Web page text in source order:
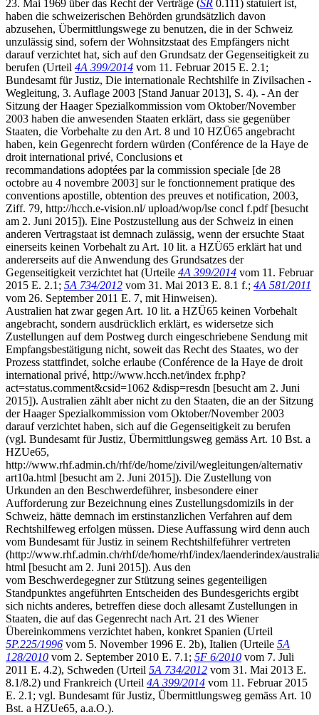
23. Mai 1969 über das Recht der Verträge (SR 0.111) statuiert ist,
haben die schweizerischen Behörden grundsätzlich davon
abzusehen, Übermittlungswege zu benutzen, die in der Schweiz
unzulässig sind, sofern der Wohnsitzstaat des Empfängers nicht
darauf verzichtet hat, sich auf den Grundsatz der Gegenseitigkeit zu
berufen (Urteil 4A 399/2014 vom 11. Februar 2015 E. 2.1;
Bundesamt für Justiz, Die internationale Rechtshilfe in Zivilsachen -
Wegleitung, 3. Auflage 2003 [Stand Januar 2013], S. 4). - An der
Sitzung der Haager Spezialkommission vom Oktober/November
2003 haben die anwesenden Staaten erklärt, dass sie gegenüber
Staaten, die Vorbehalte zu den Art. 8 und 10 HZÜ65 angebracht
haben, kein Gegenrecht fordern würden (Conférence de la Haye de
droit international privé, Conclusions et
recommandations adoptées par la commission speciale [de 28
octobre au 4 novembre 2003] sur le fonctionnement pratique des
conventions apostille, obtention des preuves et notification, 2003,
Ziff. 79, http://hcch.e-vision.nl/ upload/wop/lse concl f.pdf [besucht
am 2. Juni 2015]). Eine Postzustellung aus der Schweiz in einen
anderen Vertragstaat ist demnach zulässig, wenn der ersuchte Staat
einerseits keinen Vorbehalt zu Art. 10 lit. a HZÜ65 erklärt hat und
andererseits auf die Anwendung des Grundsatzes der
Gegenseitigkeit verzichtet hat (Urteile 4A 399/2014 vom 11. Februar
2015 E. 2.1; 5A 734/2012 vom 31. Mai 2013 E. 8.1 f.; 4A 581/2011
vom 26. September 2011 E. 7, mit Hinweisen).
Australien hat zwar gegen Art. 10 lit. a HZÜ65 keinen Vorbehalt
angebracht, sondern ausdrücklich erklärt, es widersetze sich
Zustellungen auf dem Postweg durch eingeschriebene Sendung mit
Empfangsbestätigung nicht, soweit das Recht des Staates, wo der
Prozess stattfindet, solche erlaube (Conférence de la Haye de droit
international privé, http://www.hcch.net/index fr.php?
act=status.comment&csid=1062 &disp=resdn [besucht am 2. Juni
2015]). Australien zählt aber nicht zu den Staaten, die an der Sitzung
der Haager Spezialkommission vom Oktober/November 2003
darauf verzichtet haben, sich auf die Gegenseitigkeit zu berufen
(vgl. Bundesamt für Justiz, Übermittlungsweg gemäss Art. 10 Bst. a
HZUe65,
http://www.rhf.admin.ch/rhf/de/home/zivil/wegleitungen/alternativ
art10a.html [besucht am 2. Juni 2015]). Die Zustellung von
Urkunden an den Beschwerdeführer, insbesondere einer
Aufforderung zur Bezeichnung eines Zustellungsdomizils in der
Schweiz, hätte demnach im erstinstanzlichen Verfahren auf dem
Rechtshilfeweg erfolgen müssen. Diese Auffassung wird denn auch
vom Bundesamt für Justiz in seinem Rechtshilfeführer vertreten
(http://www.rhf.admin.ch/rhf/de/home/rhf/index/laenderindex/
html [besucht am 2. Juni 2015]). Aus den
vom Beschwerdegegner zur Stützung seines gegenteiligen
Standpunktes angeführten Entscheiden des Bundesgerichts ergibt
sich nichts anderes, betreffen diese doch allesamt Zustellungen in
Staaten, die auf das Gegenrecht nach Art. 21 des Wiener
Übereinkommens verzichtet haben, konkret Spanien (Urteil
5P.225/1996 vom 5. November 1996 E. 2b), Italien (Urteile 5A
128/2010 vom 2. September 2010 E. 7.1; 5F 6/2010 vom 7. Juli
2011 E. 4.2), Schweden (Urteil 5A 734/2012 vom 31. Mai 2013 E.
8.1/8.2) und Frankreich (Urteil 4A 399/2014 vom 11. Februar 2015
E. 2.1; vgl. Bundesamt für Justiz, Übermittlungsweg gemäss Art. 10
Bst. a HZUe65, a.a.O.).